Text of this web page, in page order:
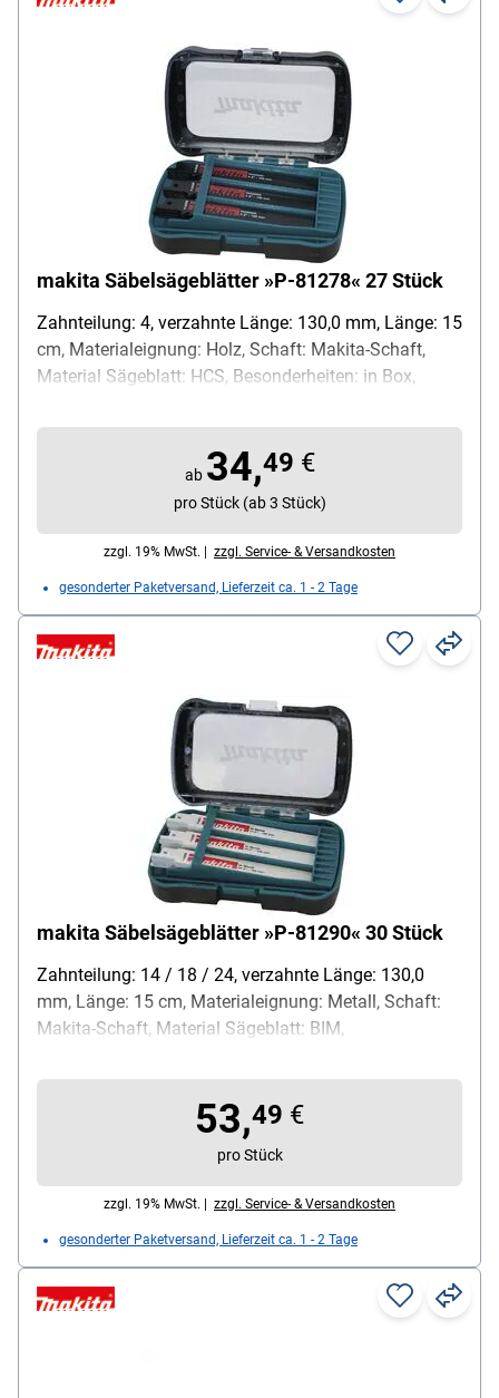
makita Säbelsägeblätter »P-81278« 27 Stück
Zahnteilung: 4, verzahnte Länge: 130,0 mm, Länge: 15
cm, Materialeignung: Holz, Schaft: Makita-Schaft,
Material Sägeblatt: HCS, Besonderheiten: in Box,
ab 34,49 €
pro Stück (ab 3 Stück)
zzgl. 19% MwSt. | zzgl. Service- & Versandkosten
gesonderter Paketversand, Lieferzeit ca. 1 - 2 Tage
makita Säbelsägeblätter »P-81290« 30 Stück
Zahnteilung: 14 / 18 / 24, verzahnte Länge: 130,0
mm, Länge: 15 cm, Materialeignung: Metall, Schaft:
Makita-Schaft, Material Sägeblatt: BIM,
53,49 €
pro Stück
zzgl. 19% MwSt. | zzgl. Service- & Versandkosten
gesonderter Paketversand, Lieferzeit ca. 1 - 2 Tage